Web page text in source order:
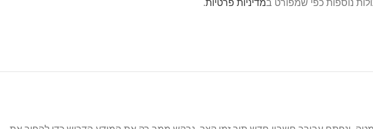
נוספות כפי שמפורט במדיניות פרטיות.